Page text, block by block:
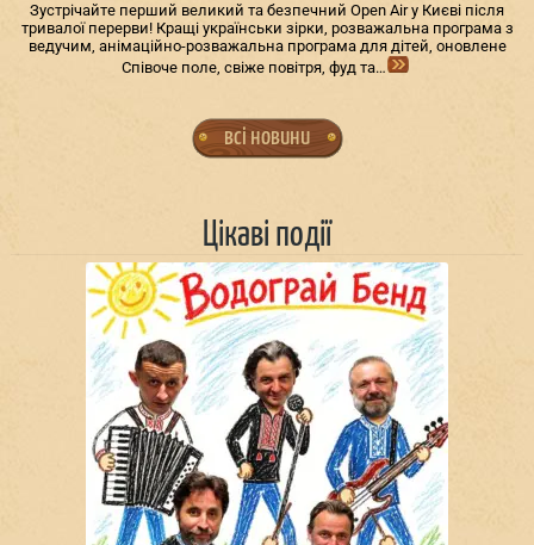
Зустрічайте перший великий та безпечний Open Air у Києві після
тривалої перерви! Кращі українськи зірки, розважальна програма з
ведучим, анімаційно-розважальна програма для дітей, оновлене
Співоче поле, свіже повітря, фуд та…
всі новини
Цікаві події